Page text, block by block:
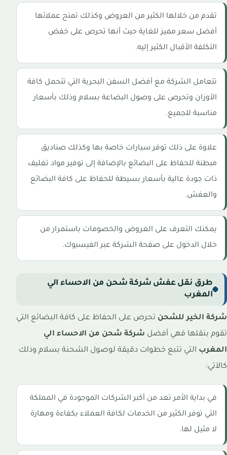
تقدم من خلالها الكثير من العروض وكذلك تمنح عملائها
أفضل سعر مميز للغاية حيث أنها تحرص على خفض
التكلفة الأقبال الكثير إليه.
تتعامل الشركة مع أفضل السفن البحرية التي تتحمل كافة
الأوزان وتحرص على وصول البضاعة بسلام وذلك بأسعار
مناسبة للجميع.
علاوة على ذلك توفر سيارات خاصة بها وكذلك صناديق
مبطنة للحفاظ على البضائع بالإضافة إلى توفير مواد تغليف
ذات جودة عالية بأسعار بسيطة للحفاظ على كافة البضائع
والعفش.
يمكنك التعرف على العروض والخصومات باستمرار من
خلال الدخول على صفحة الشركة عبر الفيسبوك.
طرق نقل عفش شركة شحن من الاحساء الي
المغرب
شركة الخير للشحن تحرص على الحفاظ على كافة البضائع التي
تقوم بنقلها فهي أفضل شركة شحن من الاحساء الي
المغرب التي تتبع خطوات دقيقة لوصول الشحنة بسلام وذلك
كالآتي:
في بداية الأمر تعد من أكبر الشركات الموجودة في المملكة
التي توفر الكثير من الخدمات لكافة العملاء بكفاءة ومهارة
لا مثيل لها.